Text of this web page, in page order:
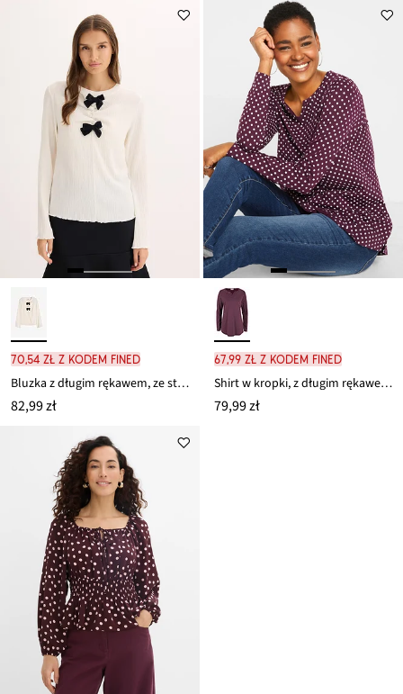
69,99 zł
70,54 zł z kodem FINED
Bluzka z długim rękawem, ze strukturalnej krepy
82,99 zł
67,99 zł z kodem FINED
Shirt w kropki, z długim rękawem i rozcięciami po bokach
79,99 zł